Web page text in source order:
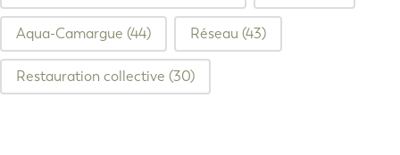
Aqua-Camargue (44) Réseau (43)
Restauration collective (30)